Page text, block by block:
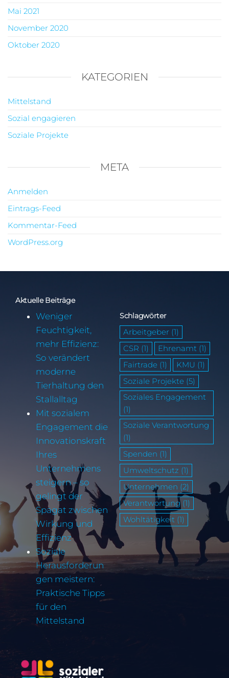
Mai 2021
November 2020
Oktober 2020
KATEGORIEN
Mittelstand
Sozial engagieren
Soziale Projekte
META
Anmelden
Eintrags-Feed
Kommentar-Feed
WordPress.org
Aktuelle Beiträge
Weniger
Feuchtigkeit,
mehr Effizienz:
So verändert
moderne
Tierhaltung den
Stallalltag
Mit sozialem
Engagement die
Innovationskraft
Ihres
Unternehmens
steigern – so
gelingt der
Spagat zwischen
Wirkung und
Effizienz
Soziale
Herausforderun
gen meistern:
Praktische Tipps
für den
Mittelstand
Schlagwörter
Arbeitgeber (1)
CSR (1) Ehrenamt (1)
Fairtrade (1) KMU (1)
Soziale Projekte (5)
Soziales Engagement
(1)
Soziale Verantwortung
(1)
Spenden (1)
Umweltschutz (1)
Unternehmen (2)
Verantwortung(1)
Wohltätigkeit (1)